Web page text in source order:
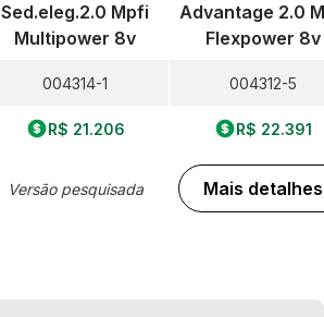
Sed.eleg.2.0 Mpfi
Multipower 8v
004314-1
R$ 21.206
Versão pesquisada
Advantage 2.0
Flexpower 8v
004312-5
R$ 22.391
Mais detalhes